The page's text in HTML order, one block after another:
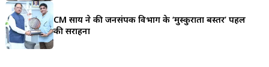
CM साय ने की जनसंपर्क विभाग के ‘मुस्कुराता बस्तर’ पहल
की सराहना